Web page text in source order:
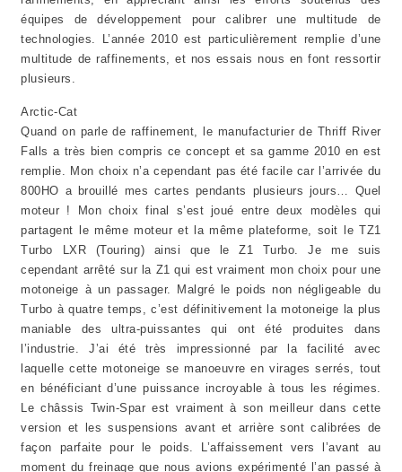
équipes de développement pour calibrer une multitude de
technologies. L’année 2010 est particulièrement remplie d’une
multitude de raffinements, et nos essais nous en font ressortir
plusieurs.
Arctic-Cat
Quand on parle de raffinement, le manufacturier de Thriff River
Falls a très bien compris ce concept et sa gamme 2010 en est
remplie. Mon choix n’a cependant pas été facile car l’arrivée du
800HO a brouillé mes cartes pendants plusieurs jours… Quel
moteur ! Mon choix final s’est joué entre deux modèles qui
partagent le même moteur et la même plateforme, soit le TZ1
Turbo LXR (Touring) ainsi que le Z1 Turbo. Je me suis
cependant arrêté sur la Z1 qui est vraiment mon choix pour une
motoneige à un passager. Malgré le poids non négligeable du
Turbo à quatre temps, c’est définitivement la motoneige la plus
maniable des ultra-puissantes qui ont été produites dans
l’industrie. J’ai été très impressionné par la facilité avec
laquelle cette motoneige se manoeuvre en virages serrés, tout
en bénéficiant d’une puissance incroyable à tous les régimes.
Le châssis Twin-Spar est vraiment à son meilleur dans cette
version et les suspensions avant et arrière sont calibrées de
façon parfaite pour le poids. L’affaissement vers l’avant au
moment du freinage que nous avions expérimenté l’an passé à